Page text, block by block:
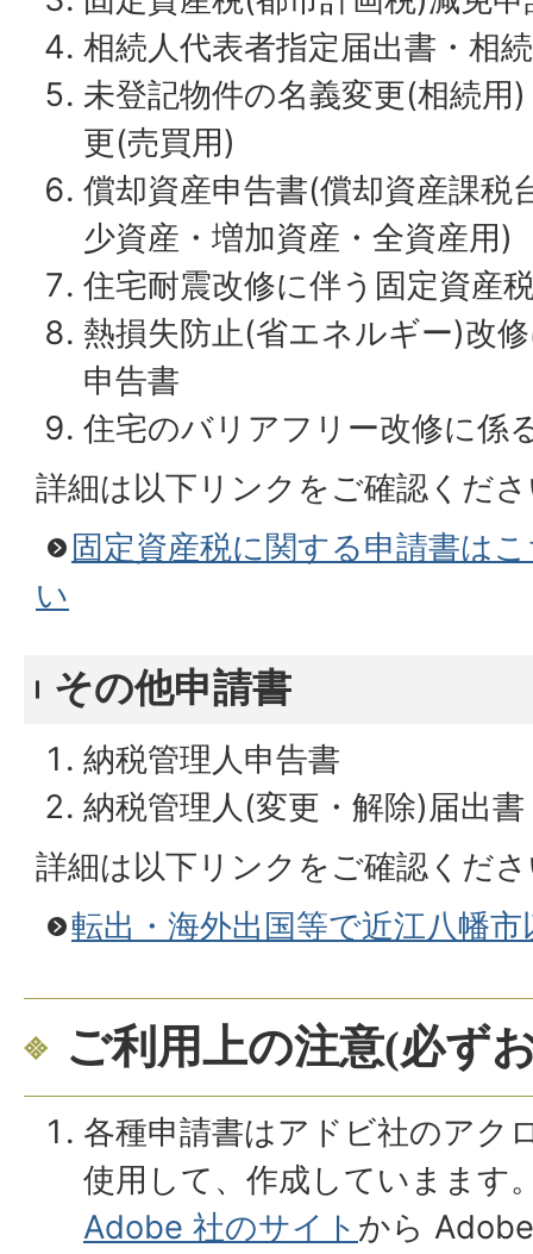
相続人代表者指定届出書・相
未登記物件の名義変更(相続用
更(売買用)
償却資産申告書(償却資産課税
少資産・増加資産・全資産用)
住宅耐震改修に伴う固定資産
熱損失防止(省エネルギー)改
申告書
住宅のバリアフリー改修に係
詳細は以下リンクをご確認くだ
固定資産税に関する申請書は
い
その他申請書
納税管理人申告書
納税管理人(変更・解除)届出書
詳細は以下リンクをご確認くだ
転出・海外出国等で近江八幡
ご利用上の注意(必ず
各種申請書はアドビ社のアク
使用して、作成していまます
Adobe 社のサイト から